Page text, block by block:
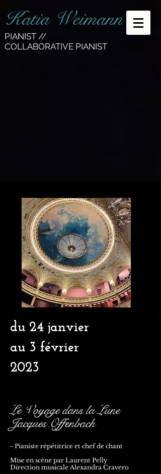
Katia Weimann
PIANIST //
COLLABORATIVE PIANIST
du 24 janvier
au 3 février
2023
Le Voyage dans la Lune
Jacques Offenbach
- Pianiste répétitrice et chef de chant
Mise en scène par Laurent Pelly
Direction musicale Alexandra Cravero